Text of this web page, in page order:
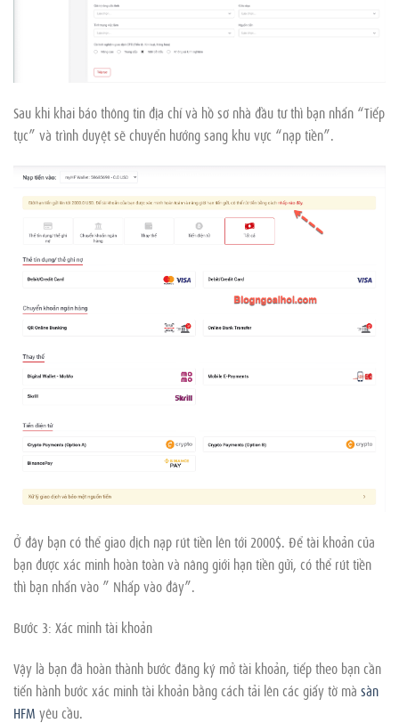
Sau khi khai báo thông tin địa chỉ và hồ sơ nhà đầu tư thì bạn nhấn “Tiếp
tục” và trình duyệt sẽ chuyển hướng sang khu vực “nạp tiền”.
Ở đây bạn có thể giao dịch nạp rút tiền lên tới 2000$. Để tài khoản của
bạn được xác minh hoàn toàn và nâng giới hạn tiền gửi, có thể rút tiền
thì bạn nhấn vào ” Nhấp vào đây”.
Bước 3: Xác minh tài khoản
Vậy là bạn đã hoàn thành bước đăng ký mở tài khoản, tiếp theo bạn cần
tiến hành bước xác minh tài khoản bằng cách tải lên các giấy tờ mà sàn
HFM yêu cầu.